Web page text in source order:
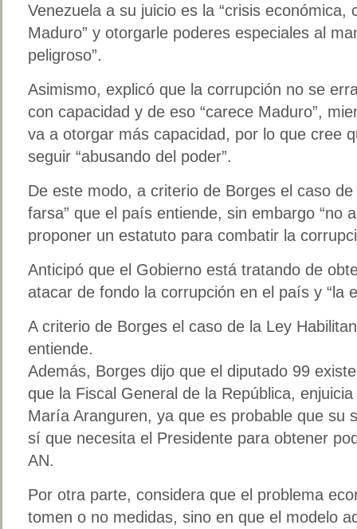
Venezuela a su juicio es la “crisis
Maduro” y otorgarle poderes especiales al
peligroso”.
Asimismo, explicó que la corrupción no se
con capacidad y de eso “carece Maduro”,
va a otorgar más capacidad, por lo que cree
seguir “abusando del poder”.
De este modo, a criterio de Borges el caso
farsa” que el país entiende, sin embargo “no
proponer un estatuto para combatir la
Anticipó que el Gobierno está tratando de
atacar de fondo la corrupción en el país y “la
A criterio de Borges el caso de la Ley
entiende.
Además, Borges dijo que el diputado 99
que la Fiscal General de la República,
María Aranguren, ya que es probable que su
sí que necesita el Presidente para obtener
AN.
Por otra parte, considera que el problema
tomen o no medidas, sino en que el modelo